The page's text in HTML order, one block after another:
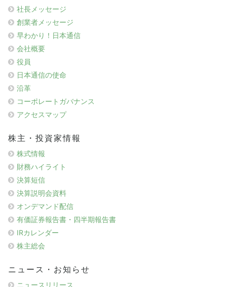
社長メッセージ
創業者メッセージ
早わかり！日本通信
会社概要
役員
日本通信の使命
沿革
コーポレートガバナンス
アクセスマップ
株主・投資家情報
株式情報
財務ハイライト
決算短信
決算説明会資料
オンデマンド配信
有価証券報告書・四半期報告書
IRカレンダー
株主総会
ニュース・お知らせ
ニュースリリース